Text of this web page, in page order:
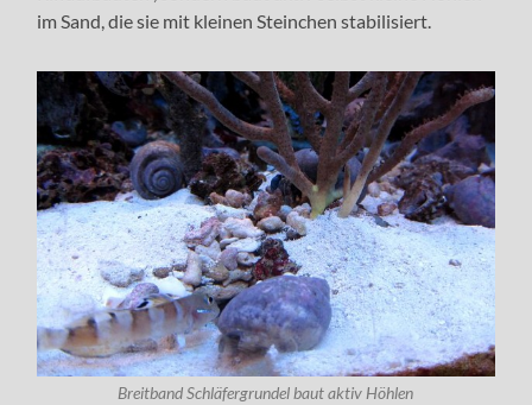
im Sand, die sie mit kleinen Steinchen stabilisiert.
Breitband Schläfergrundel baut aktiv Höhlen